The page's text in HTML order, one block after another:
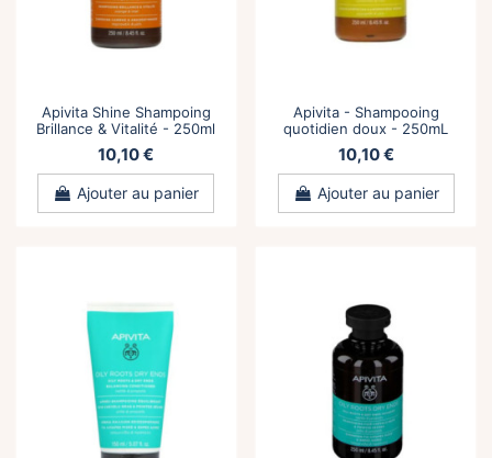
Apivita Shine Shampoing
Brillance & Vitalité - 250ml
10,10 €
Ajouter au panier
Apivita - Shampooing
quotidien doux - 250mL
10,10 €
Ajouter au panier